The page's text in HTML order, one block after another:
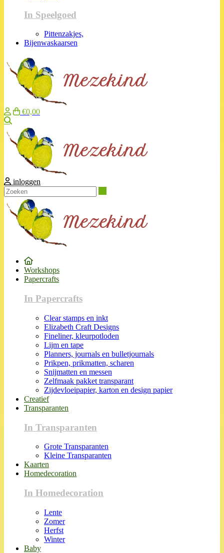
In Speelgoed
Pittenzakjes,
Bijenwaskaarsen
€0,00
inloggen
Workshops
Papercrafts
In Papercrafts
Clear stamps en inkt
Elizabeth Craft Designs
Fineliner, kleurpotloden
Lijm en tape
Planners, journals en bulletjournals
Prikpen, prikmatten, scharen
Snijmatten en messen
Zelfmaak pakket transparant
Zijdevloeipapier, karton en design papier
Creatief
Transparanten
In Transparanten
Grote Transparanten
Kleine Transparanten
Kaarten
Homedecoration
In Homedecoration
Lente
Zomer
Herfst
Winter
Baby